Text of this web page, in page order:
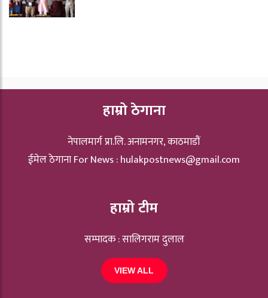
हाम्रो ठेगाना
नेपालमार्ग प्रा.लि. अनामनगर, काठमाडौं
ईमेल ठेगाना For News :hulakpostnews@gmail.com
हाम्रो टीम
सम्पादक : सालिगराम दुलाल
VIEW ALL